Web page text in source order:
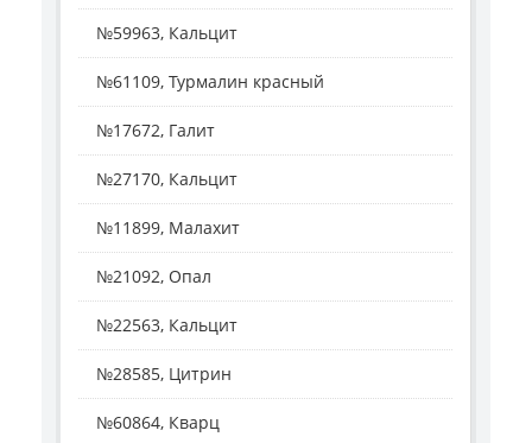
№59963, Кальцит
№61109, Турмалин красный
№17672, Галит
№27170, Кальцит
№11899, Малахит
№21092, Опал
№22563, Кальцит
№28585, Цитрин
№60864, Кварц